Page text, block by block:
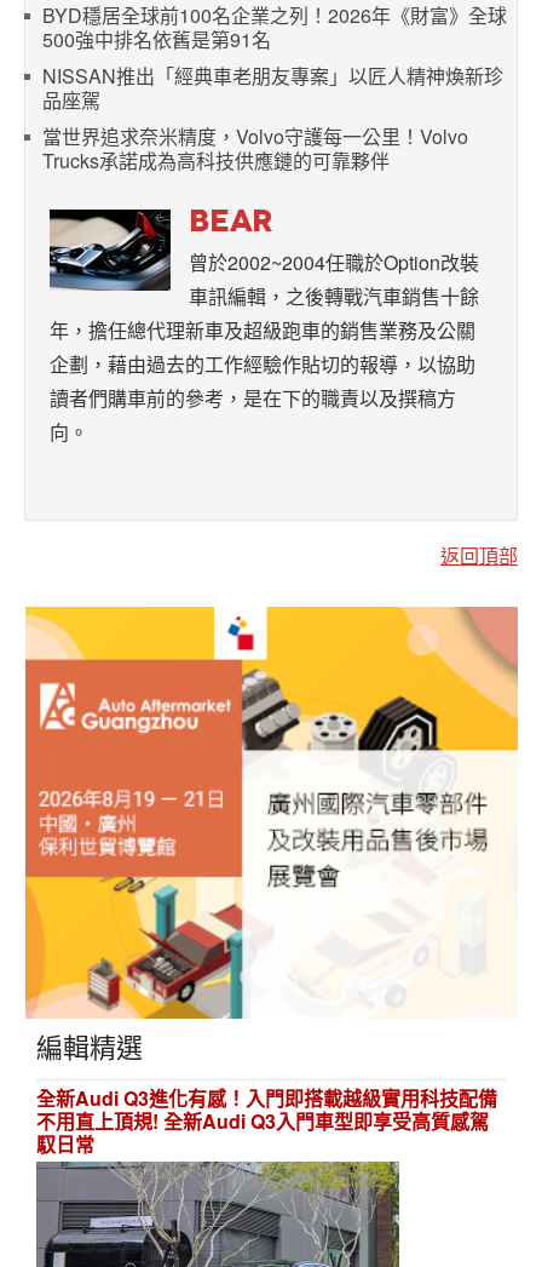
BYD穩居全球前100名企業之列！2026年《財富》全球
500強中排名依舊是第91名
NISSAN推出「經典車老朋友專案」以匠人精神煥新珍
品座駕
當世界追求奈米精度，Volvo守護每一公里！Volvo
Trucks承諾成為高科技供應鏈的可靠夥伴
BEAR
曾於2002~2004任職於Option改裝
車訊編輯，之後轉戰汽車銷售十餘
年，擔任總代理新車及超級跑車的銷售業務及公關
企劃，藉由過去的工作經驗作貼切的報導，以協助
讀者們購車前的參考，是在下的職責以及撰稿方
向。
返回頂部
編輯精選
全新Audi Q3進化有感！入門即搭載越級實用科技配備
不用直上頂規! 全新Audi Q3入門車型即享受高質感駕
馭日常